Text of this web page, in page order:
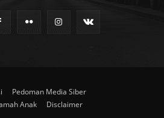
Pedoman Media Siber
Anak
Disclaimer